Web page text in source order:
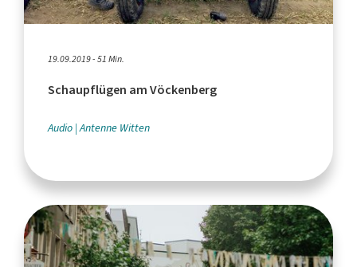
19.09.2019 - 51 Min.
Schaupflügen am Vöckenberg
Audio Antenne Witten